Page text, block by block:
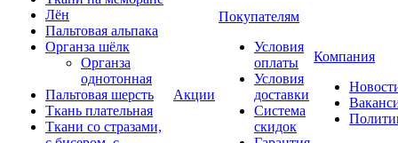
Лён
Пальтовая альпака
Органза шёлк
Органза
однотонная
Пальтовая шерсть
Ткань плательная
Ткани со стразами,
Акции
Покупателям
Условия
оплаты
Условия
доставки
Система
скидок
Компания